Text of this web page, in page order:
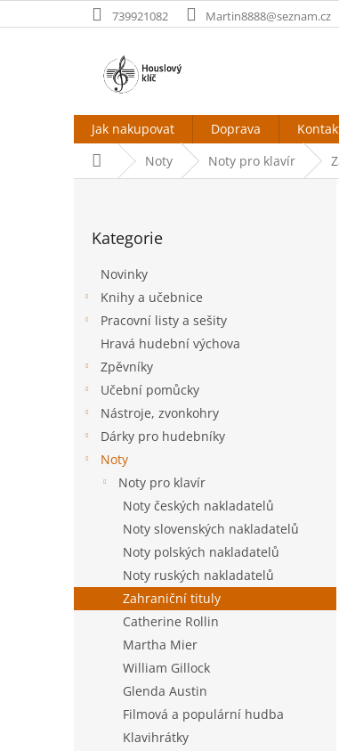
na
739921082 Martin8888@seznam.cz
Jak nakupovat Doprava
Domů Noty Noty pro klavír
kategorie
Kategorie
Novinky
Knihy a učebnice
Pracovní listy a sešity
Hravá hudební výchova
Zpěvníky
Učební pomůcky
Nástroje, zvonkohry
Dárky pro hudebníky
Noty
Noty pro klavír
Noty českých nakladatelů
Noty slovenských nakladatelů
Noty polských nakladatelů
Noty ruských nakladatelů
Zahraniční tituly
Catherine Rollin
Martha Mier
William Gillock
Glenda Austin
Filmová a populární hudba
Klavihrátky